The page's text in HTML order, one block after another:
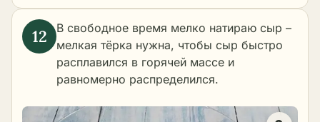
В свободное время мелко натираю сыр –
мелкая тёрка нужна, чтобы сыр быстро
расплавился в горячей массе и
равномерно распределился.